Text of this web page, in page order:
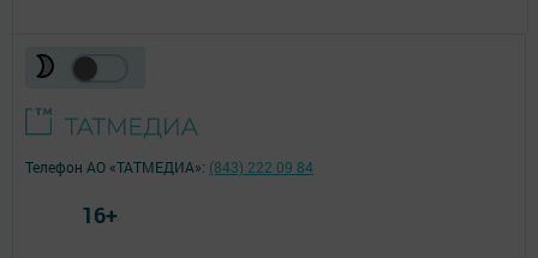
Телефон АО «ТАТМЕДИА»: (843) 222 09 84
16+